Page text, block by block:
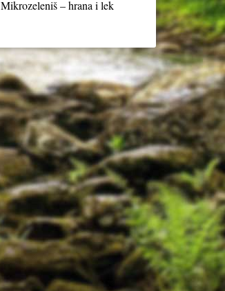
Mikrozeleniš – hrana i lek